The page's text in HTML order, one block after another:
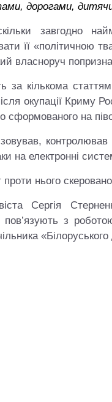
дорогами,
завгодно
її «політичною
власноруч
за кількома
окупації Криму
сформованого на
на електронні
нього
Сергія
пов’язують з